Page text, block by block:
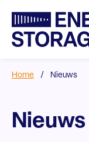
Home / Nieuws
Nieuws